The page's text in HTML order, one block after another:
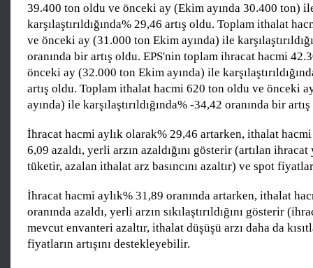
39.400 ton oldu ve önceki ay (Ekim ayında 30.400 ton)
karşılaştırıldığında% 29,46 artış oldu. Toplam ithalat
ve önceki ay (31.000 ton Ekim ayında) ile
oranında bir artış oldu. EPS'nin toplam ihracat hacmi
önceki ay (32.000 ton Ekim ayında) ile
artış oldu. Toplam ithalat hacmi 620 ton oldu ve önceki
ayında) ile karşılaştırıldığında% -34,42 oranında bir
İhracat hacmi aylık olarak% 29,46 artarken, ithalat
6,09 azaldı, yerli arzın azaldığını gösterir (artılan
tüketir, azalan ithalat arz basıncını azaltır) ve spot
İhracat hacmi aylık% 31,89 oranında artarken, ithalat
oranında azaldı, yerli arzın sıkılaştırıldığını gösterir
mevcut envanteri azaltır, ithalat düşüşü arzı daha da
fiyatların artışını destekleyebilir.